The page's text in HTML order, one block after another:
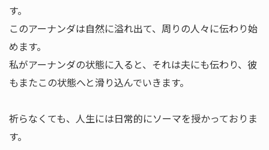
す。
このアーナンダは自然に溢れ出て、周りの人々に伝わり始
めます。
私がアーナンダの状態に入ると、それは夫にも伝わり、彼
もまたこの状態へと滑り込んでいきます。
祈らなくても、人生には日常的にソーマを授かっておりま
す。